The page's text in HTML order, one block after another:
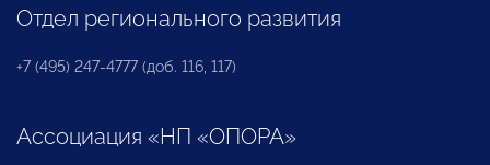
Отдел регионального развития
+7 (495) 247-4777 (доб. 116, 117)
Ассоциация «НП «ОПОРА»